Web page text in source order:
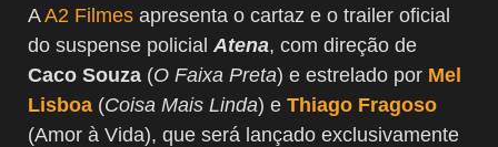
AA2 Filmes apresenta o cartaz e o trailer oficial
do suspense policial Atena, com direção de
Caco Souza (O Faixa Preta) e estrelado por Mel
Lisboa (Coisa Mais Linda) e Thiago Fragoso
(Amor à Vida), que será lançado exclusivamente